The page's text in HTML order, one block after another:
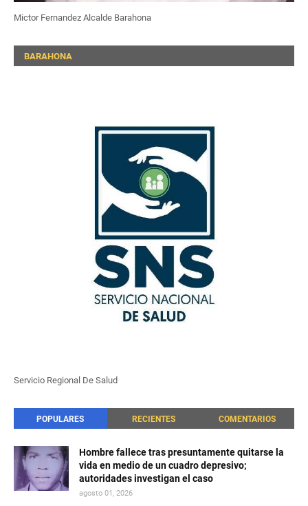
Mictor Fernandez Alcalde Barahona
BARAHONA
Servicio Regional De Salud
POPULARES RECIENTES COMENTARIOS
Hombre fallece tras presuntamente quitarse la
vida en medio de un cuadro depresivo;
autoridades investigan el caso
agosto 01, 2026